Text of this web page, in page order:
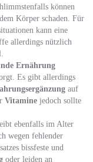
können
Körper schaden. Für
kann eine
allerdings nützlich
Ernährung
Es gibt allerdings
auf
Vitamine jedoch sollte
ebenfalls im Alter
wegen fehlender
bissfeste und
oder leiden an